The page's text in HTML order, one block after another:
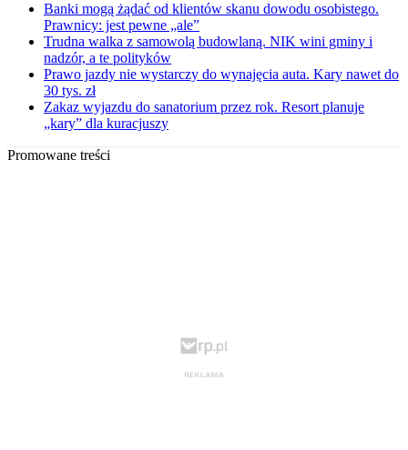
Banki mogą żądać od klientów skanu dowodu osobistego.
Prawnicy: jest pewne „ale”
Trudna walka z samowolą budowlaną. NIK wini gminy i
nadzór, a te polityków
Prawo jazdy nie wystarczy do wynajęcia auta. Kary nawet do
30 tys. zł
Zakaz wyjazdu do sanatorium przez rok. Resort planuje
„kary” dla kuracjuszy
Promowane treści